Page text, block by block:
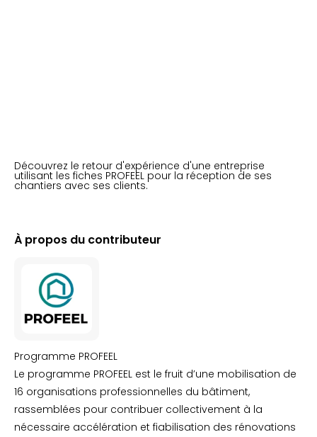
Découvrez le retour d'expérience d'une entreprise
utilisant les fiches PROFEEL pour la réception de ses
chantiers avec ses clients.
À propos du contributeur
Programme PROFEEL
Le programme PROFEEL est le fruit d’une mobilisation de
16 organisations professionnelles du bâtiment,
rassemblées pour contribuer collectivement à la
nécessaire accélération et fiabilisation des rénovations